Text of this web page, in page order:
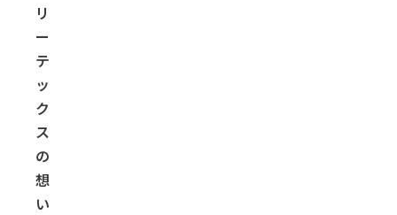
リ
ー
テ
ッ
ク
ス
の
想
い